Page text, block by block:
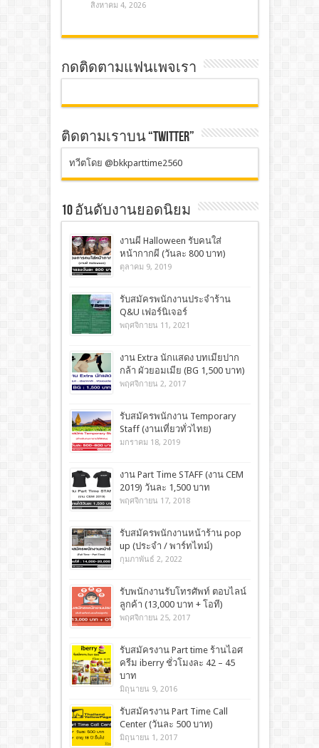
สิงหาคม 4, 2026
กดติดตามแฟนเพจเรา
ติดตามเราบน “TWITTER”
ทวีตโดย @bkkparttime2560
10 อันดับงานยอดนิยม
งานผี Halloween รับคนใส่
หน้ากากผี (วันละ 800 บาท)
ตุลาคม 9, 2019
รับสมัครพนักงานประจำร้าน
Q&U เฟอร์นิเจอร์
พฤศจิกายน 11, 2021
งาน Extra นักแสดง บทเมียปาก
กล้า ผัวยอมเมีย (BG 1,500 บาท)
พฤศจิกายน 2, 2017
รับสมัครพนักงาน Temporary
Staff (งานเที่ยวทั่วไทย)
มกราคม 18, 2019
งาน Part Time STAFF (งาน CEM
2019) วันละ 1,500 บาท
พฤศจิกายน 17, 2018
รับสมัครพนักงานหน้าร้าน pop
up (ประจำ / พาร์ทไทม์)
กุมภาพันธ์ 2, 2022
รับพนักงานรับโทรศัพท์ ตอบไลน์
ลูกค้า (13,000 บาท + โอที)
พฤศจิกายน 25, 2017
รับสมัครงาน Part time ร้านไอศ
ครีม iberry ชั่วโมงละ 42 – 45
บาท
มิถุนายน 9, 2016
รับสมัครงาน Part Time Call
Center (วันละ 500 บาท)
มิถุนายน 1, 2017